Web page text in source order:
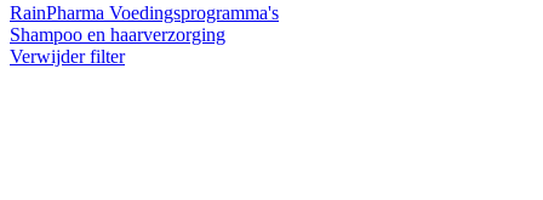
RainPharma Voedingsprogramma's
Shampoo en haarverzorging
Verwijder filter